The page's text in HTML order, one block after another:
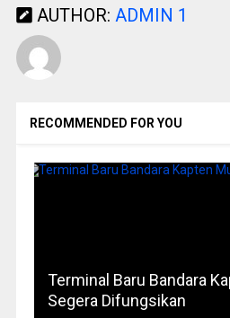
AUTHOR: ADMIN 1
RECOMMENDED FOR YOU
Terminal Baru Bandara
Segera Difungsikan